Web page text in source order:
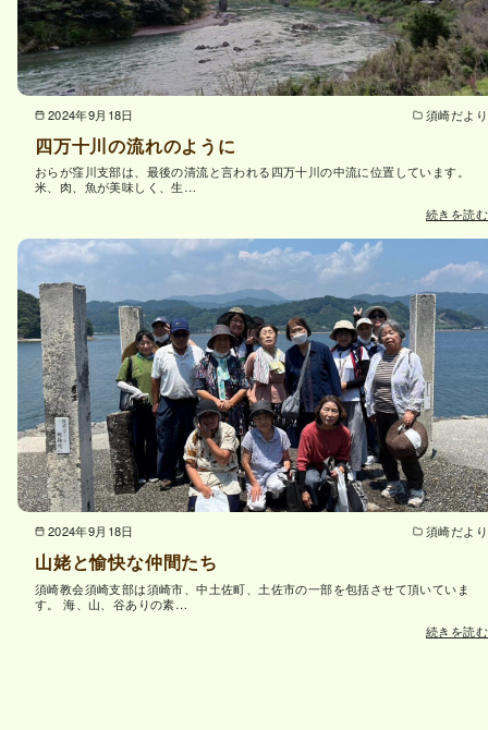
2024年9月18日 須崎だより
四万十川の流れのように
おらが窪川支部は、最後の清流と言われる四万十川の中流に位置しています。
米、肉、魚が美味しく、生…
続きを読む
2024年9月18日 須崎だより
山姥と愉快な仲間たち
須崎教会須崎支部は須崎市、中土佐町、土佐市の一部を包括させて頂いていま
す。 海、山、谷ありの素…
続きを読む